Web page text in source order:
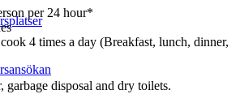
per 24 hour*
4 times a day (Breakfast, lunch, dinner,
garbage disposal and dry toilets.